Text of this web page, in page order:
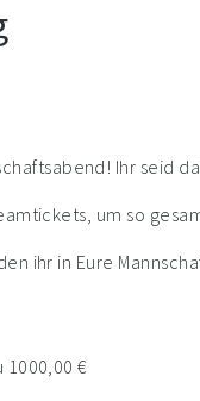
Ihr seid
um so
ihr in Eure
1000,00 €